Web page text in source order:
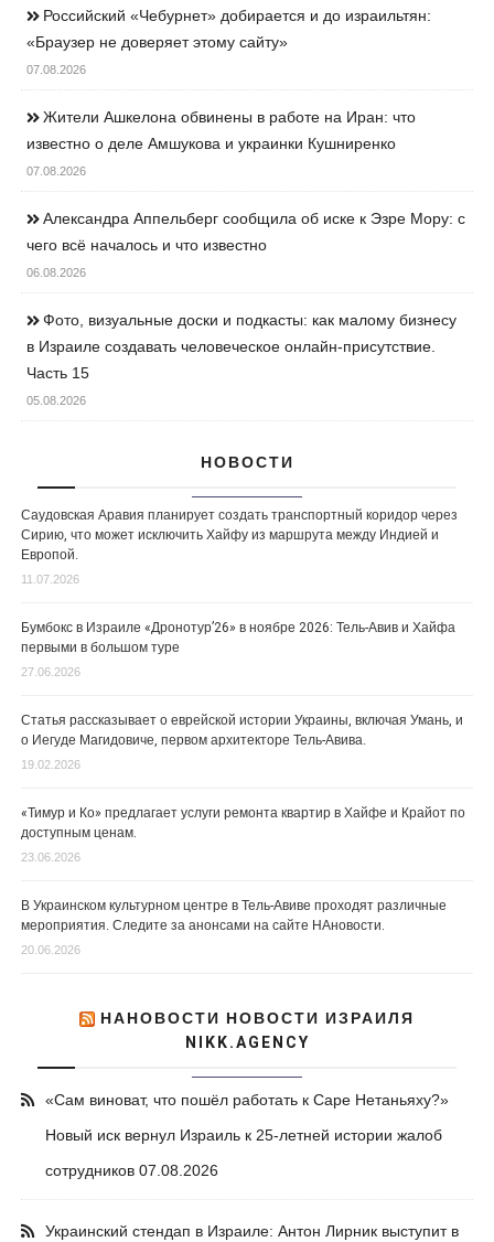
Российский «Чебурнет» добирается и до израильтян:
«Браузер не доверяет этому сайту»
07.08.2026
Жители Ашкелона обвинены в работе на Иран: что
известно о деле Амшукова и украинки Кушниренко
07.08.2026
Александра Аппельберг сообщила об иске к Эзре Мору: с
чего всё началось и что известно
06.08.2026
Фото, визуальные доски и подкасты: как малому бизнесу
в Израиле создавать человеческое онлайн-присутствие.
Часть 15
05.08.2026
НОВОСТИ
Саудовская Аравия планирует создать транспортный коридор через
Сирию, что может исключить Хайфу из маршрута между Индией и
Европой.
11.07.2026
Бумбокс в Израиле «Дронотур’26» в ноябре 2026: Тель-Авив и Хайфа
первыми в большом туре
27.06.2026
Статья рассказывает о еврейской истории Украины, включая Умань, и
о Иегуде Магидовиче, первом архитекторе Тель-Авива.
19.02.2026
«Тимур и Ко» предлагает услуги ремонта квартир в Хайфе и Крайот по
доступным ценам.
23.06.2026
В Украинском культурном центре в Тель-Авиве проходят различные
мероприятия. Следите за анонсами на сайте НАновости.
20.06.2026
НАНОВОСТИ НОВОСТИ ИЗРАИЛЯ
NIKK.AGENCY
«Сам виноват, что пошёл работать к Саре Нетаньяху?»
Новый иск вернул Израиль к 25-летней истории жалоб
сотрудников 07.08.2026
Украинский стендап в Израиле: Антон Лирник выступит в